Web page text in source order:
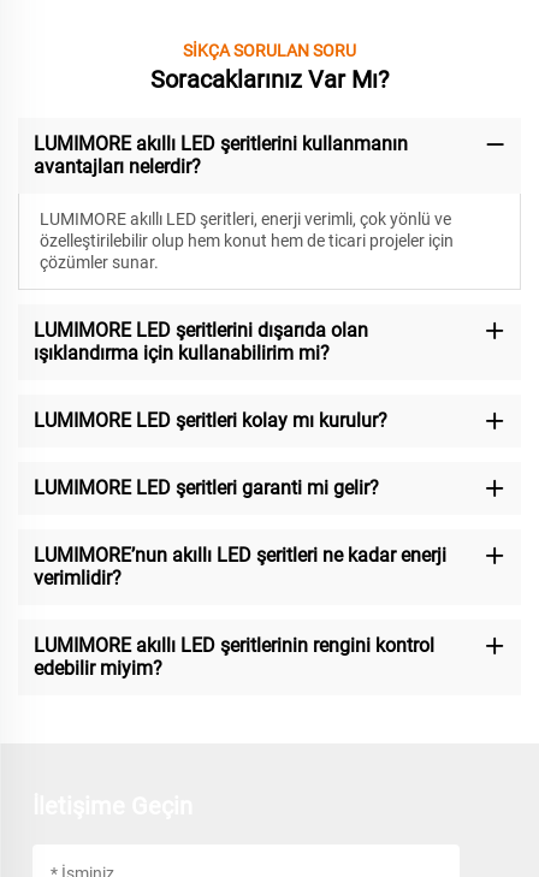
SİKÇA SORULAN SORU
Soracaklarınız Var Mı?
LUMIMORE akıllı LED şeritlerini kullanmanın
avantajları nelerdir?
LUMIMORE akıllı LED şeritleri, enerji verimli, çok yönlü ve
özelleştirilebilir olup hem konut hem de ticari projeler için
çözümler sunar.
LUMIMORE LED şeritlerini dışarıda olan
ışıklandırma için kullanabilirim mi?
LUMIMORE LED şeritleri kolay mı kurulur?
LUMIMORE LED şeritleri garanti mi gelir?
LUMIMORE’nun akıllı LED şeritleri ne kadar enerji
verimlidir?
LUMIMORE akıllı LED şeritlerinin rengini kontrol
edebilir miyim?